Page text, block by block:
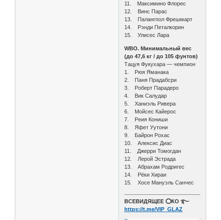
11. Максимино Флорес
12. Винс Парас
13. Палангпол Фрешмарт
14. Рэнди Петалкорин
15. Улисес Лара
WBO. Минимальный вес
(до 47,6 кг / до 105 фунтов)
Тацуя Фукухара — чемпион
1. Рюя Яманака
2. Паня Прадабсри
3. Роберт Парадеро
4. Вик Салудар
5. Ханиэль Ривера
6. Мойсес Кайерос
7. Реия Кониши
8. Яфет Уутони
9. Байрон Рохас
10. Алексис Диас
11. Джерри Томогдан
12. Лерой Эстрада
13. Абрахам Родригес
14. Рёки Хираи
15. Хосе Мануэль Санчес
ВСЕВИДЯЩЕЕ ⭕️КО ࿐
https://t.me/VIP_GLAZ